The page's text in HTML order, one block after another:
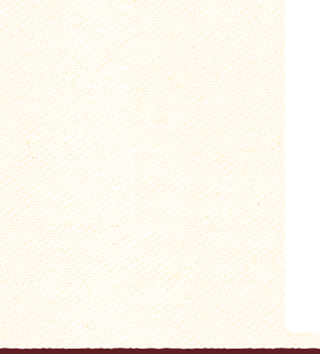
一人みシュラン「サードプレイス
ふくちゃcafe」
むらかみシュラン
2021/07/26